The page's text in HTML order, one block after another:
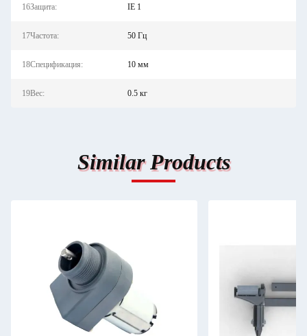
16Защита: IE 1
17Частота: 50 Гц
18Спецификация: 10 мм
19Вес: 0.5 кг
Similar Products